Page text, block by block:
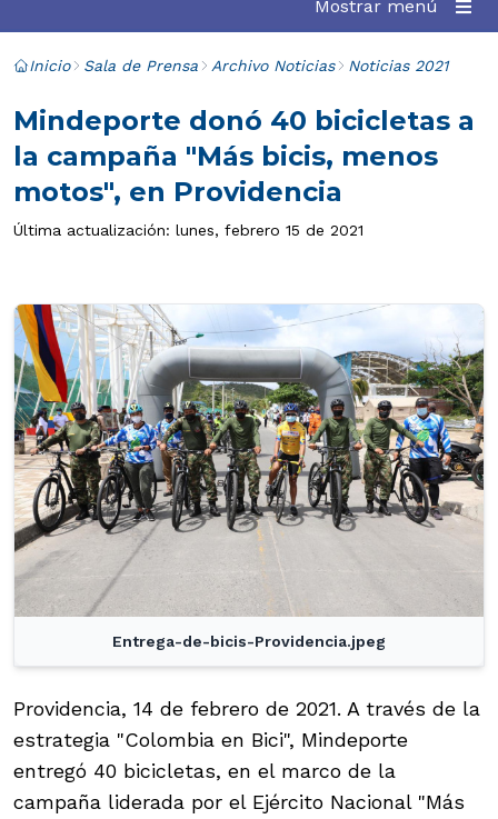
Mostrar menú
Inicio Sala de Prensa Archivo Noticias Noticias 2021
Mindeporte donó 40 bicicletas a
la campaña "Más bicis, menos
motos", en Providencia
Última actualización: lunes, febrero 15 de 2021
Entrega-de-bicis-Providencia.jpeg
Providencia, 14 de febrero de 2021. A través de la
estrategia "Colombia en Bici", Mindeporte
entregó 40 bicicletas, en el marco de la
campaña liderada por el Ejército Nacional "Más